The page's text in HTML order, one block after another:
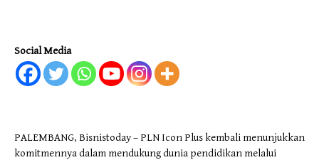
Social Media
PALEMBANG, Bisnistoday – PLN Icon Plus kembali menunjukkan
komitmennya dalam mendukung dunia pendidikan melalui